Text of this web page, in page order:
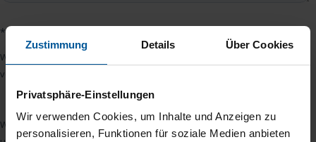
Zustimmung Details Über Cookies
Privatsphäre-Einstellungen
Wir verwenden Cookies, um Inhalte und Anzeigen zu
personalisieren, Funktionen für soziale Medien anbieten